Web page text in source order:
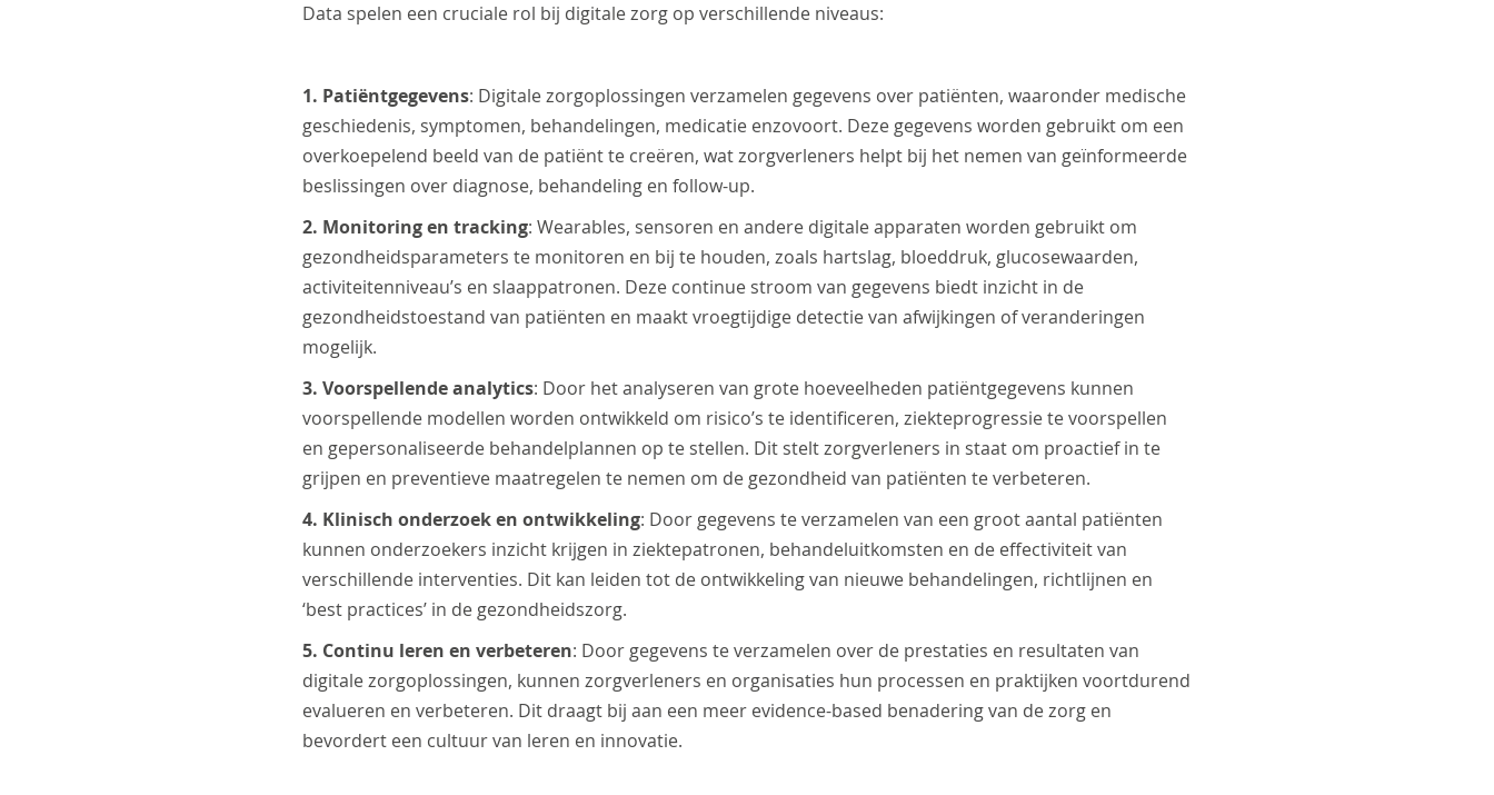
Data spelen een cruciale rol bij digitale zorg op verschillende niveaus:
1. Patiëntgegevens: Digitale zorgoplossingen verzamelen gegevens over patiënten, waaronder medische
geschiedenis, symptomen, behandelingen, medicatie enzovoort. Deze gegevens worden gebruikt om een
overkoepelend beeld van de patiënt te creëren, wat zorgverleners helpt bij het nemen van geïnformeerde
beslissingen over diagnose, behandeling en follow-up.
2. Monitoring en tracking: Wearables, sensoren en andere digitale apparaten worden gebruikt om
gezondheidsparameters te monitoren en bij te houden, zoals hartslag, bloeddruk, glucosewaarden,
activiteitenniveau’s en slaappatronen. Deze continue stroom van gegevens biedt inzicht in de
gezondheidstoestand van patiënten en maakt vroegtijdige detectie van afwijkingen of veranderingen
mogelijk.
3. Voorspellende analytics: Door het analyseren van grote hoeveelheden patiëntgegevens kunnen
voorspellende modellen worden ontwikkeld om risico’s te identificeren, ziekteprogressie te voorspellen
en gepersonaliseerde behandelplannen op te stellen. Dit stelt zorgverleners in staat om proactief in te
grijpen en preventieve maatregelen te nemen om de gezondheid van patiënten te verbeteren.
4. Klinisch onderzoek en ontwikkeling: Door gegevens te verzamelen van een groot aantal patiënten
kunnen onderzoekers inzicht krijgen in ziektepatronen, behandeluitkomsten en de effectiviteit van
verschillende interventies. Dit kan leiden tot de ontwikkeling van nieuwe behandelingen, richtlijnen en
‘best practices’ in de gezondheidszorg.
5. Continu leren en verbeteren: Door gegevens te verzamelen over de prestaties en resultaten van
digitale zorgoplossingen, kunnen zorgverleners en organisaties hun processen en praktijken voortdurend
evalueren en verbeteren. Dit draagt bij aan een meer evidence-based benadering van de zorg en
bevordert een cultuur van leren en innovatie.